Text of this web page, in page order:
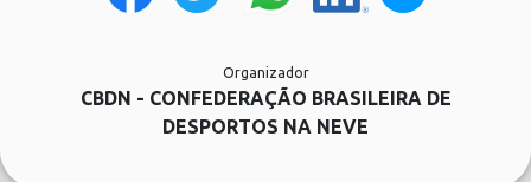
Organizador
CBDN - CONFEDERAÇÃO BRASILEIRA DE
DESPORTOS NA NEVE